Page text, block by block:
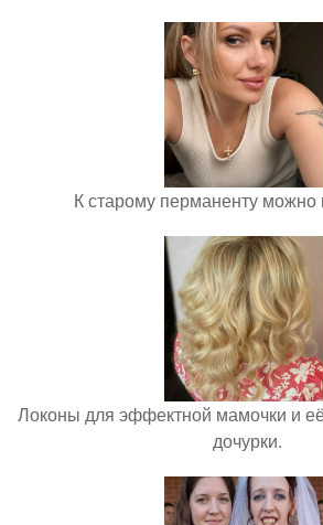
К старому перманенту можно
Локоны для эффектной мамочки и
дочурки.